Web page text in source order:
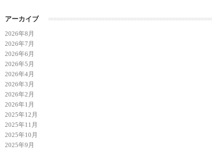
アーカイブ
2026年8月
2026年7月
2026年6月
2026年5月
2026年4月
2026年3月
2026年2月
2026年1月
2025年12月
2025年11月
2025年10月
2025年9月